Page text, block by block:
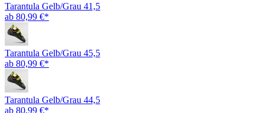
Tarantula Gelb/Grau 41,5
ab 80,99 €*
Tarantula Gelb/Grau 45,5
ab 80,99 €*
Tarantula Gelb/Grau 44,5
ab 80,99 €*